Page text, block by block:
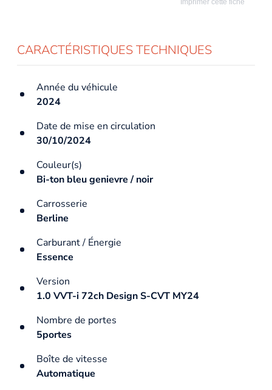
Imprimer cette fiche
CARACTÉRISTIQUES TECHNIQUES
Année du véhicule
2024
Date de mise en circulation
30/10/2024
Couleur(s)
Bi-ton bleu genievre / noir
Carrosserie
Berline
Carburant / Énergie
Essence
Version
1.0 VVT-i 72ch Design S-CVT MY24
Nombre de portes
5portes
Boîte de vitesse
Automatique